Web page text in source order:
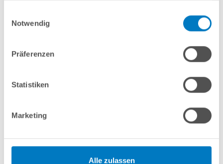
Notwendig
Präferenzen
Statistiken
Marketing
Alle zulassen
Vergleichen Merken
Fragen? Wir helfen Ihnen gerne weiter:
Anfrageformular
Produktbeschreibung